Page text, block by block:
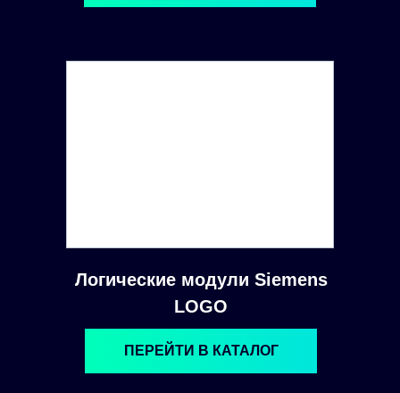
Логические модули Siemens
LOGO
ПЕРЕЙТИ В КАТАЛОГ